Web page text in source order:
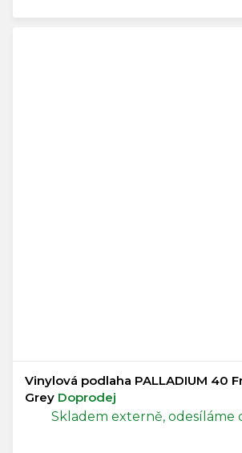
Vinylová podlaha PALLADIUM 40
Grey Doprodej
Skladem externě, odesíláme